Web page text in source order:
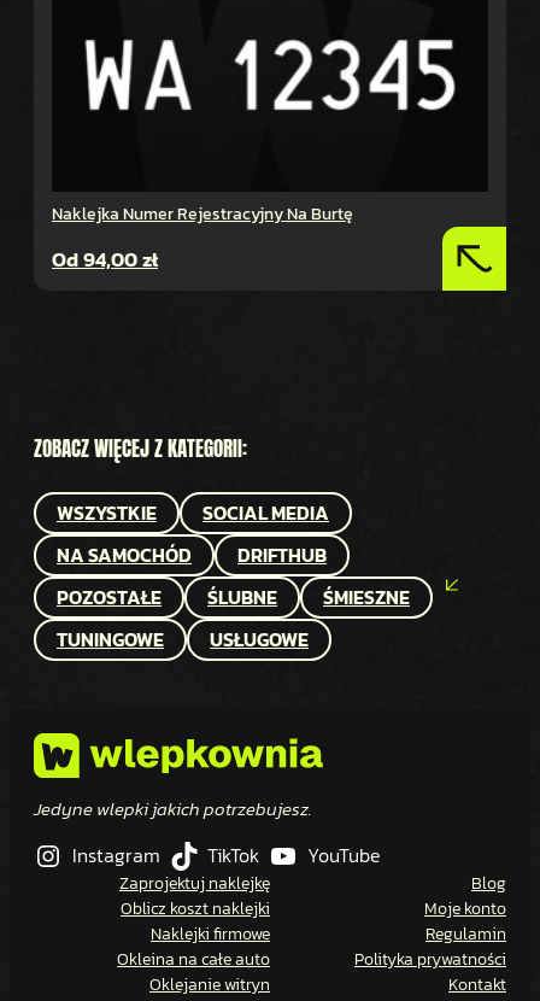
Naklejka Numer Rejestracyjny Na Burtę
Od94,00zł
ZOBACZ WIĘCEJ Z KATEGORII:
WSZYSTKIE
SOCIAL MEDIA
NA SAMOCHÓD
DRIFTHUB
POZOSTAŁE
ŚLUBNE
ŚMIESZNE
TUNINGOWE
USŁUGOWE
Jedyne wlepki jakich potrzebujesz.
Instagram TikTok YouTube
Zaprojektuj naklejkę
Oblicz koszt naklejki
Naklejki firmowe
Okleina na całe auto
Oklejanie witryn
Blog
Moje konto
Regulamin
Polityka prywatności
Kontakt